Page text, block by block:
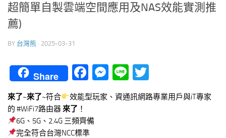
超簡單自製雲端空間應用及NAS效能實測推
薦)
BY 台灣熊 · 2025-03-31
Share Facebook
Messenger
Line
來了~來了~符合
效能型玩家、資通訊網路專業用戶與iT專家
的 #WiFi7路由器來了 ！
6G、5G、2.4G 三頻齊備
完全符合台灣NCC標準